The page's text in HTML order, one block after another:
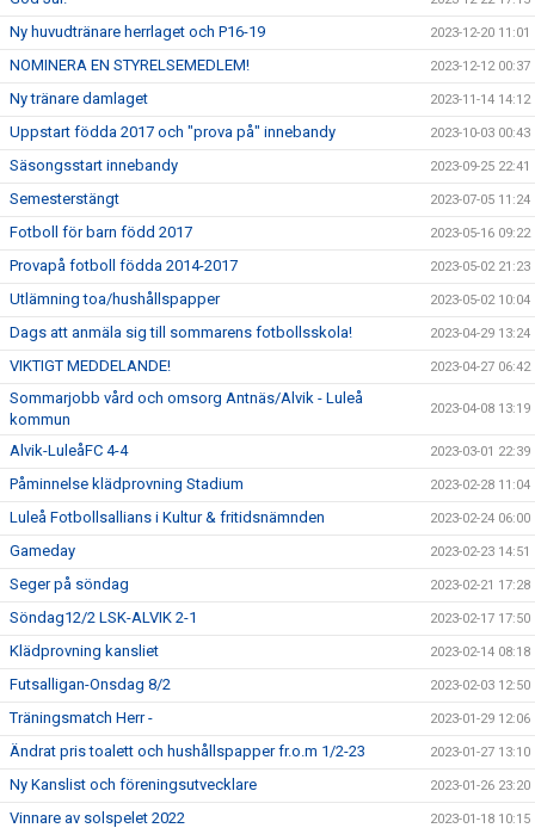
Ny huvudtränare herrlaget och P16-19 2023-12-20 11:01
NOMINERA EN STYRELSEMEDLEM! 2023-12-12 00:37
Ny tränare damlaget 2023-11-14 14:12
Uppstart födda 2017 och "prova på" innebandy 2023-10-03 00:43
Säsongsstart innebandy 2023-09-25 22:41
Semesterstängt 2023-07-05 11:24
Fotboll för barn född 2017 2023-05-16 09:22
Provapå fotboll födda 2014-2017 2023-05-02 21:23
Utlämning toa/hushållspapper 2023-05-02 10:04
Dags att anmäla sig till sommarens fotbollsskola! 2023-04-29 13:24
VIKTIGT MEDDELANDE! 2023-04-27 06:42
Sommarjobb vård och omsorg Antnäs/Alvik - Luleå
kommun
2023-04-08 13:19
Alvik-LuleåFC 4-4 2023-03-01 22:39
Påminnelse klädprovning Stadium 2023-02-28 11:04
Luleå Fotbollsallians i Kultur & fritidsnämnden 2023-02-24 06:00
Gameday 2023-02-23 14:51
Seger på söndag 2023-02-21 17:28
Söndag12/2 LSK-ALVIK 2-1 2023-02-17 17:50
Klädprovning kansliet 2023-02-14 08:18
Futsalligan-Onsdag 8/2 2023-02-03 12:50
Träningsmatch Herr - 2023-01-29 12:06
Ändrat pris toalett och hushållspapper fr.o.m 1/2-23 2023-01-27 13:10
Ny Kanslist och föreningsutvecklare 2023-01-26 23:20
Vinnare av solspelet 2022 2023-01-18 10:15